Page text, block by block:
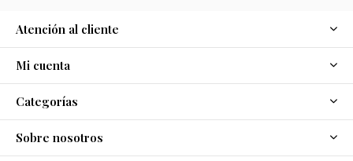
Atención al cliente
Mi cuenta
Categorías
Sobre nosotros